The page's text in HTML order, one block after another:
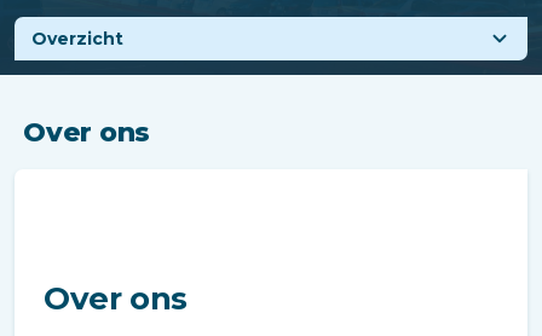
Overzicht
Over ons
Over ons